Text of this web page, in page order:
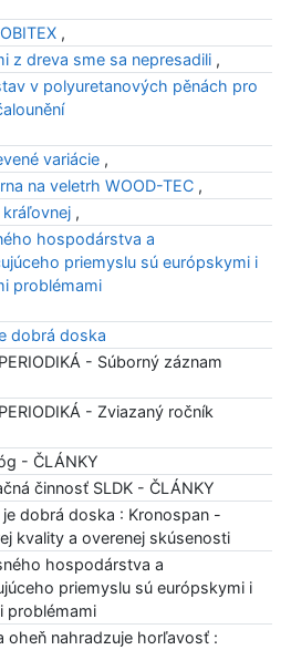
,
z dreva sme sa nepresadili ,
v polyuretanových pěnách pro
variácie ,
na veletrh WOOD-TEC ,
,
hospodárstva a
priemyslu sú európskymi i
problémami
dobrá doska
- Súborný záznam
- Zviazaný ročník
- ČLÁNKY
činnosť SLDK - ČLÁNKY
dobrá doska : Kronospan -
kvality a overenej skúsenosti
hospodárstva a
priemyslu sú európskymi i
problémami
oheň nahradzuje horľavosť :